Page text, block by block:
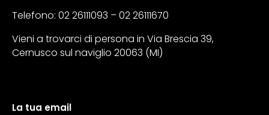
Telefono: 02 26111093 – 02 26111670
Vieni a trovarci di persona in Via Brescia 39,
Cernusco sul naviglio 20063 (MI)
La tua email
A